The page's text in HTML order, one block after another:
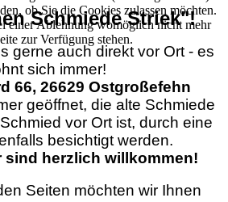
Schmiede Striek"!
gerne auch direkt vor Ort - es
sich immer!
66, 26629 Ostgroßefehn
geöffnet, die alte Schmiede
vor Ort ist, durch eine
besichtigt werden.
sind herzlich willkommen!
Seiten möchten wir Ihnen
ob Sie die Cookies zulassen möchten.
einer Ablehnung womöglich nicht mehr
zur Verfügung stehen.